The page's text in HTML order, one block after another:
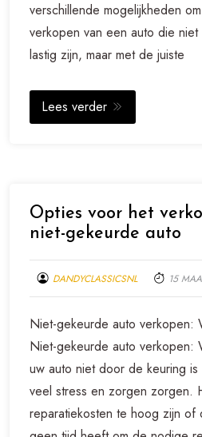
verschillende mogelijkheden
verkopen van een auto die
lastig zijn, maar met de juiste
Lees verder
Opties voor het
niet-gekeurde auto
DANDYCLASSICSNL 15
Niet-gekeurde auto verkopen:
Niet-gekeurde auto verkopen:
uw auto niet door de keuring
veel stress en zorgen zorgen.
reparatiekosten te hoog zijn of